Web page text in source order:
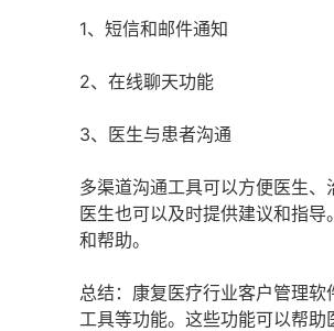
1、短信和邮件通知
2、在线聊天功能
3、医生与患者沟通
多渠道沟通工具可以方便医生、
医生也可以及时提供建议和指
和帮助。
总结：康复医疗行业客户管理
工具等功能。这些功能可以帮